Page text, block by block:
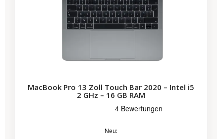
MacBook Pro 13 Zoll Touch Bar 2020 – Intel i5
2 GHz – 16 GB RAM
Neu: